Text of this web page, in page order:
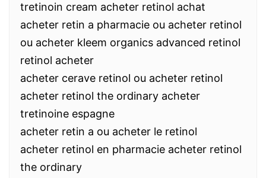
tretinoin cream acheter retinol achat
acheter retin a pharmacie ou acheter retinol
ou acheter kleem organics advanced retinol
retinol acheter
acheter cerave retinol ou acheter retinol
acheter retinol the ordinary acheter
tretinoine espagne
acheter retin a ou acheter le retinol
acheter retinol en pharmacie acheter retinol
the ordinary